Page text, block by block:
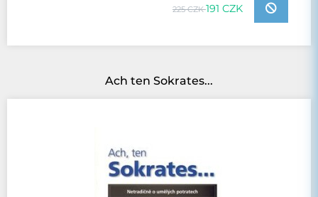
225 CZK191 CZK
Ach ten Sokrates...